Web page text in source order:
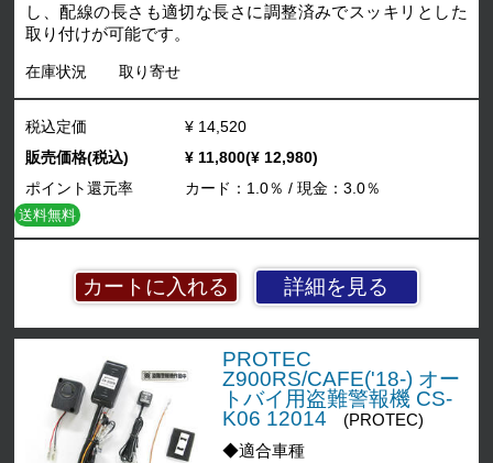
し、配線の長さも適切な長さに調整済みでスッキリとした
取り付けが可能です。
在庫状況 取り寄せ
詳細を見る
税込定価
¥ 14,520
販売価格(税込)
¥ 11,800(¥ 12,980)
ポイント還元率
カード：1.0％ / 現金：3.0％
送料無料
PROTEC
Z900RS/CAFE('18-) オー
トバイ用盗難警報機 CS-
K06 12014
(PROTEC)
◆適合車種